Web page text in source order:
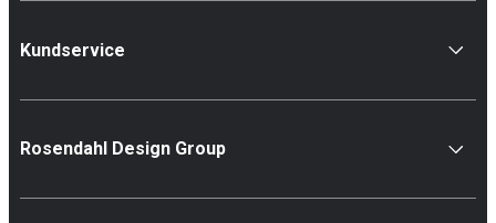
Kundservice
Rosendahl Design Group